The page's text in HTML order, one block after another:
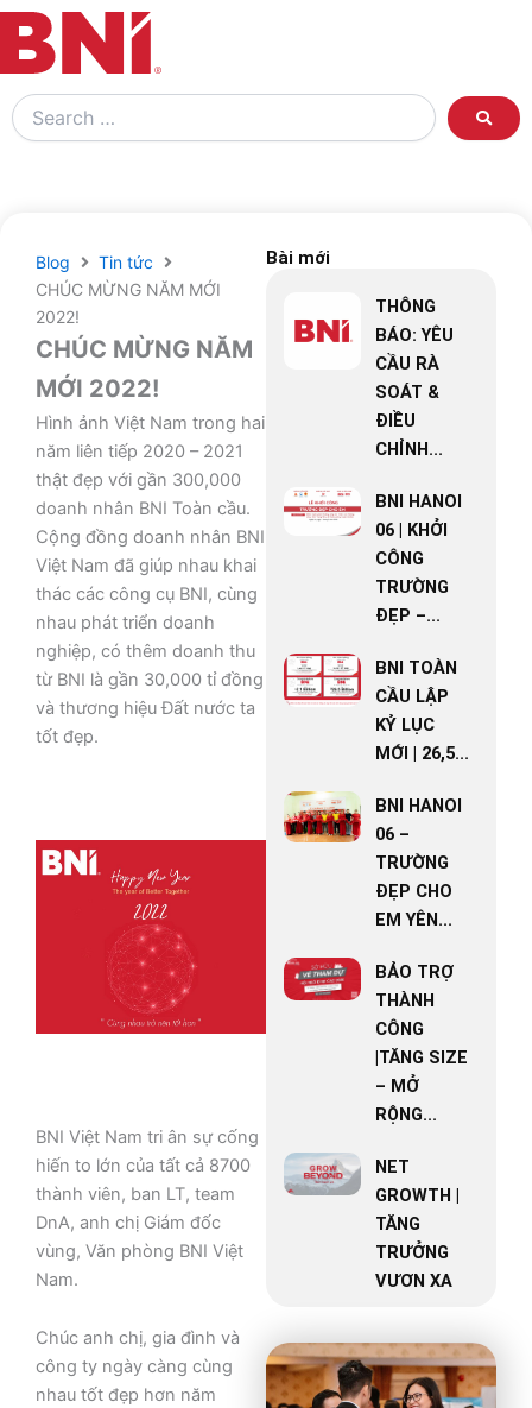
Search
…
Blog
Tin tức
CHÚC MỪNG NĂM MỚI
2022!
CHÚC MỪNG NĂM
MỚI 2022!
Hình ảnh Việt Nam trong hai
năm liên tiếp 2020 – 2021
thật đẹp với gần 300,000
doanh nhân BNI Toàn cầu.
Cộng đồng doanh nhân BNI
Việt Nam đã giúp nhau khai
thác các công cụ BNI, cùng
nhau phát triển doanh
nghiệp, có thêm doanh thu
từ BNI là gần 30,000 tỉ đồng
và thương hiệu Đất nước ta
tốt đẹp.
BNI Việt Nam tri ân sự cống
hiến to lớn của tất cả 8700
thành viên, ban LT, team
DnA, anh chị Giám đốc
vùng, Văn phòng BNI Việt
Nam.
Chúc anh chị, gia đình và
công ty ngày càng cùng
nhau tốt đẹp hơn năm
Bài mới
THÔNG
BÁO: YÊU
CẦU RÀ
SOÁT &
ĐIỀU
CHỈNH...
BNI HANOI
06 | KHỞI
CÔNG
TRƯỜNG
ĐẸP –...
BNI TOÀN
CẦU LẬP
KỶ LỤC
MỚI | 26,5...
BNI HANOI
06 –
TRƯỜNG
ĐẸP CHO
EM YÊN...
BẢO TRỢ
THÀNH
CÔNG
|TĂNG SIZE
– MỞ
RỘNG...
NET
GROWTH |
TĂNG
TRƯỞNG
VƯƠN XA